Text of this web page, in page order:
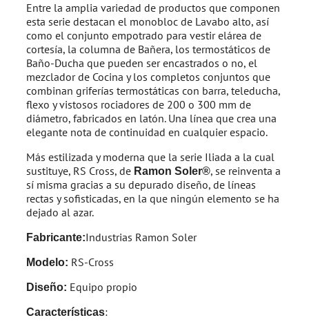
Entre la amplia variedad de productos que componen
esta serie destacan el monobloc de Lavabo alto, así
como el conjunto empotrado para vestir elárea de
cortesía, la columna de Bañera, los termostáticos de
Baño-Ducha que pueden ser encastrados o no, el
mezclador de Cocina y los completos conjuntos que
combinan griferías termostáticas con barra, teleducha,
flexo y vistosos rociadores de 200 o 300 mm de
diámetro, fabricados en latón. Una línea que crea una
elegante nota de continuidad en cualquier espacio.
Más estilizada y moderna que la serie Iliada a la cual
sustituye, RS Cross, de Ramon Soler®, se reinventa a
sí misma gracias a su depurado diseño, de líneas
rectas y sofisticadas, en la que ningún elemento se ha
dejado al azar.
Fabricante:Industrias Ramon Soler
Modelo: RS-Cross
Diseño: Equipo propio
Características: